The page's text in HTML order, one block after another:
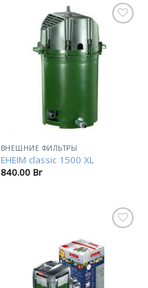
избранное
ВНЕШНИЕ ФИЛЬТРЫ
EHEIM classic 1500 XL
840.00 Br
избранное